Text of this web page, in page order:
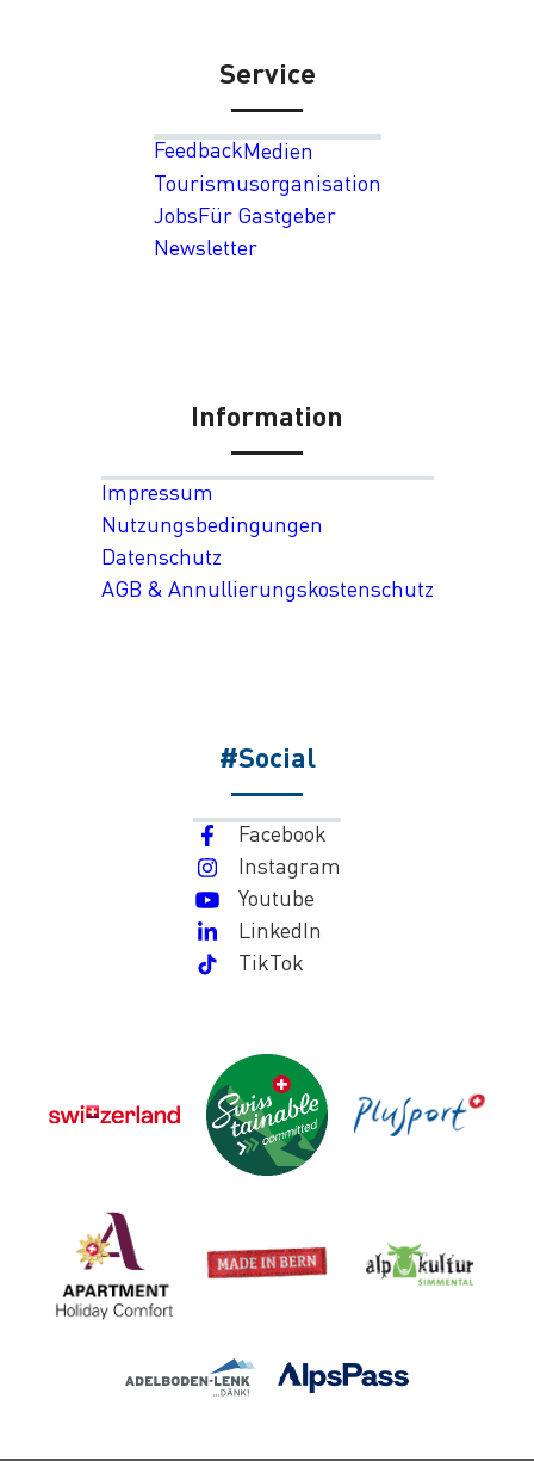
Service
FeedbackMedien
Tourismusorganisation
JobsFür Gastgeber
Newsletter
Information
Impressum
Nutzungsbedingungen
Datenschutz
AGB & Annullierungskostenschutz
#Social
Facebook
Instagram
Youtube
LinkedIn
TikTok